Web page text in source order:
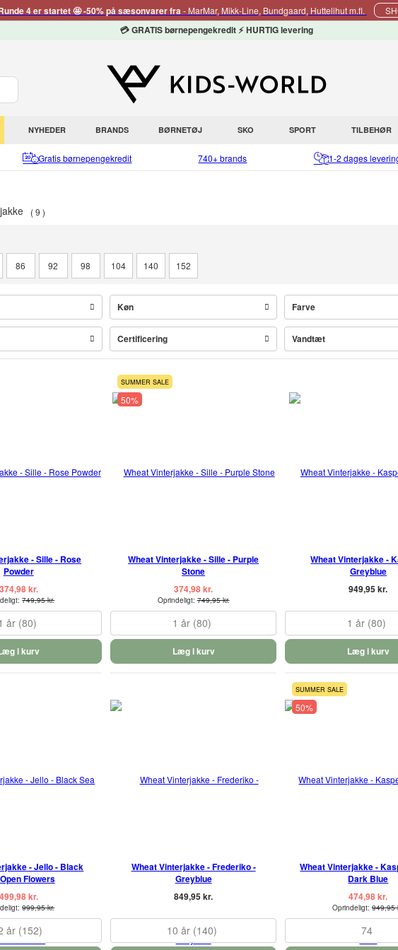
4 er startet 🤩 -50% på sæsonvarer fra- MarMar, Mikk-Line, Bundgaard, Huttelihut m.fl.
💳 GRATIS børnepengekredit ⚡ HURTIG levering
NYHEDER BRANDS BØRNETØJ SKO SPORT TILBEHØR
Gratis børnepengekredit 740+ brands 1-2 dages
9
86 92 98 104 140 152
Køn Farve
Certificering Vandtæt
- Sille - Rose
Powder
374,98 kr.
749,95 kr.
år (80)
i kurv
SUMMER SALE
50%
Wheat Vinterjakke - Sille - Purple
Stone
374,98 kr.
Oprindeligt:749,95 kr.
1 år (80)
Læg i kurv
Wheat Vinterjakke -
Greyblue
949,95 kr.
1 år (80)
Læg i kurv
- Jello - Black
Flowers
499,98 kr.
999,95 kr.
år (152)
Wheat Vinterjakke - Frederiko -
Greyblue
849,95 kr.
10 år (140)
SUMMER SALE
50%
Wheat Vinterjakke -
Dark Blue
474,98 kr.
Oprindeligt: 949,95
74